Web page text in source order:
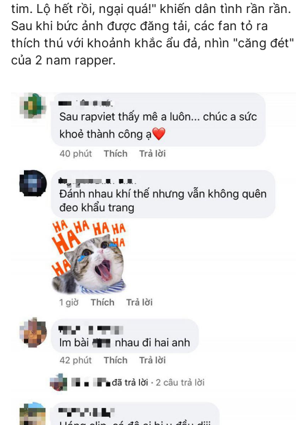
tim. Lộ hết rồi, ngại quá!" khiến dân tình rần rần.
Sau khi bức ảnh được đăng tải, các fan tỏ ra
thích thú với khoảnh khắc ẩu đả, nhìn "căng đét"
của 2 nam rapper.